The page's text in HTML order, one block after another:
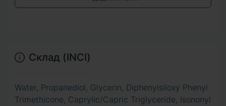
Склад (INCI)
Water, Propanediol, Glycerin, Diphenylsiloxy Phenyl
Trimethicone, Caprylic/Capric Triglyceride, Isononyl